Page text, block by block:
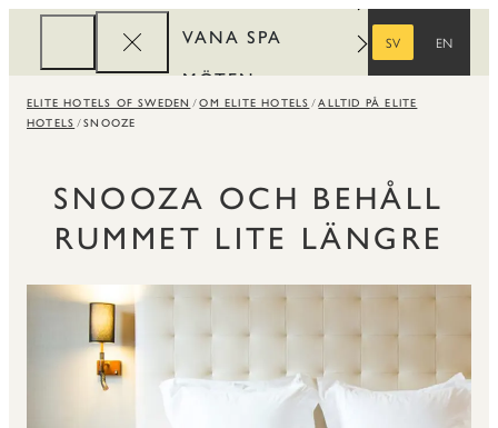
VANA SPA
MÖTEN
SV
EN
ELITE HOTELS OF SWEDEN OM ELITE HOTELS
ALLTID PÅ ELITE
HOTELS
SNOOZE
SNOOZA OCH BEHÅLL
RUMMET LITE LÄNGRE